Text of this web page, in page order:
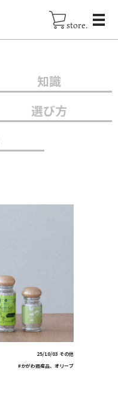
store.
知識
選び方
25/10/03 その他
#かがわ県産品、オリーブ